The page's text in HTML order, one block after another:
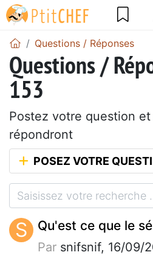
Questions / Réponses
Questions /
153
Postez votre question
répondront
POSEZ VOTRE
S Qu'est ce que le
Par snifsnif, 16/09/